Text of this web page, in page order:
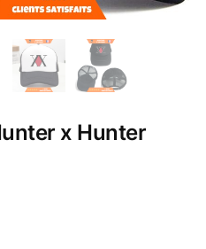
x Hunter